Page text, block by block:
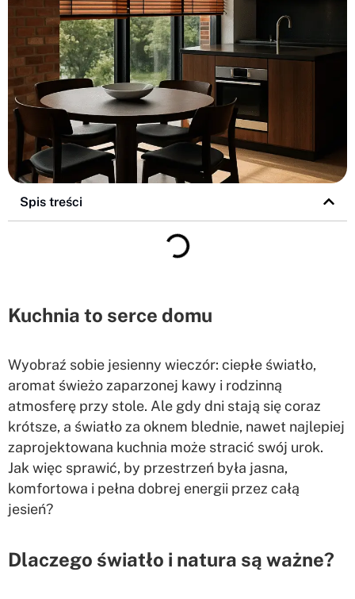
Spis treści
Kuchnia to serce domu
Wyobraź sobie jesienny wieczór: ciepłe światło,
aromat świeżo zaparzonej kawy i rodzinną
atmosferę przy stole. Ale gdy dni stają się coraz
krótsze, a światło za oknem blednie, nawet najlepiej
zaprojektowana kuchnia może stracić swój urok.
Jak więc sprawić, by przestrzeń była jasna,
komfortowa i pełna dobrej energii przez całą
jesień?
Dlaczego światło i natura są ważne?